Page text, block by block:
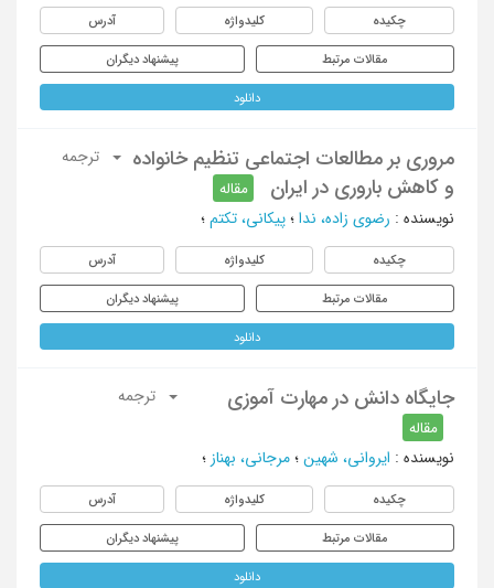
چکیده کلیدواژه آدرس
مقالات مرتبط پیشنهاد دیگران
دانلود
مروری بر مطالعات اجتماعی تنظیم خانواده
و کاهش باروری در ایران
مقاله
ترجمه
نویسنده : رضوی زاده، ندا ؛ پیکانی، تکتم ؛
چکیده کلیدواژه آدرس
مقالات مرتبط پیشنهاد دیگران
دانلود
جایگاه دانش در مهارت آموزی
مقاله
ترجمه
نویسنده : ایروانی، شهین ؛ مرجانی، بهناز ؛
چکیده کلیدواژه آدرس
مقالات مرتبط پیشنهاد دیگران
دانلود